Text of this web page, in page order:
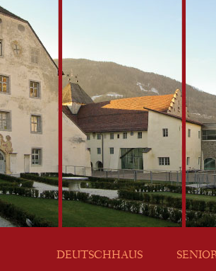
DEUTSCHHAUS